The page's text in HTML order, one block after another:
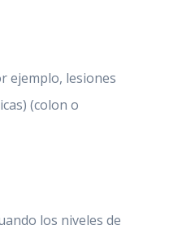
ejemplo, lesiones
(colon o
los niveles de